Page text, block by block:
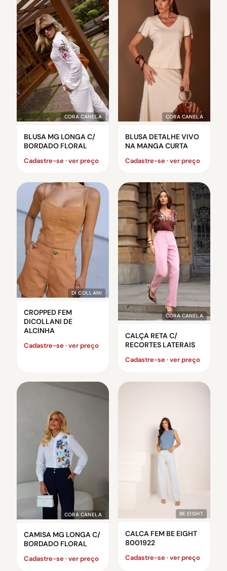
CORA CANELA
BLUSA MG LONGA C/
BORDADO FLORAL
Cadastre-se · ver preço
CORA CANELA
BLUSA DETALHE VIVO
NA MANGA CURTA
Cadastre-se · ver preço
DI COLLANI
CROPPED FEM
DICOLLANI DE
ALCINHA
Cadastre-se · ver preço
CORA CANELA
CALÇA RETA C/
RECORTES LATERAIS
Cadastre-se · ver preço
CORA CANELA
CAMISA MG LONGA C/
BORDADO FLORAL
Cadastre-se · ver preço
BE EIGHT
CALCA FEM BE EIGHT
8001922
Cadastre-se · ver preço